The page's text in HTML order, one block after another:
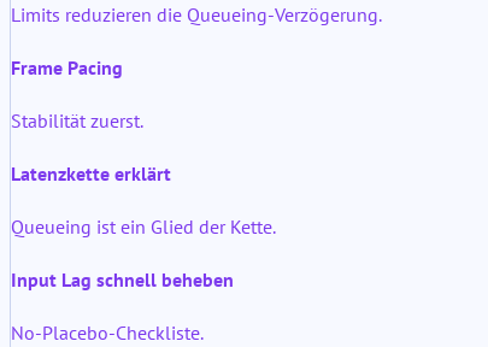
Limits reduzieren die Queueing-Verzögerung.
Frame Pacing
Stabilität zuerst.
Latenzkette erklärt
Queueing ist ein Glied der Kette.
Input Lag schnell beheben
No-Placebo-Checkliste.